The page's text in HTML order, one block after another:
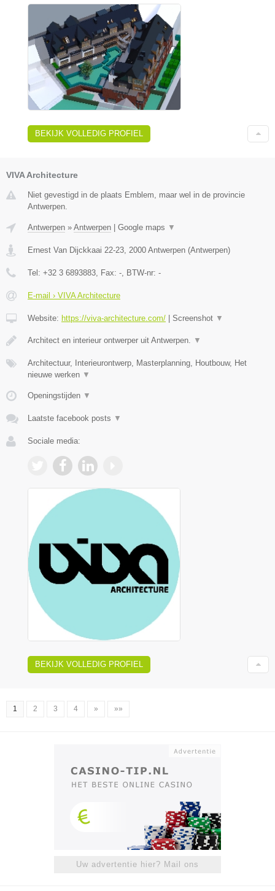
BEKIJK VOLLEDIG PROFIEL
VIVA Architecture
Niet gevestigd in de plaats Emblem, maar wel in de provincie
Antwerpen.
Antwerpen » Antwerpen Google maps ▼
Ernest Van Dijckkaai 22-23, 2000 Antwerpen (Antwerpen)
Tel: +32 3 6893883, Fax: -, BTW-nr: -
E-mail › VIVA Architecture
Website: https://viva-architecture.com/ Screenshot ▼
Architect en interieur ontwerper uit Antwerpen. ▼
Architectuur, Interieurontwerp, Masterplanning, Houtbouw, Het
nieuwe werken ▼
Openingstijden ▼
Laatste facebook posts ▼
Sociale media:
BEKIJK VOLLEDIG PROFIEL
1 2 3 4 » »»
Uw advertentie hier? Mail ons